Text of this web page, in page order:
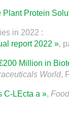
Plant Protein
in 2022 :
report 2022 »,
Million in
World,
C-LEcta a »,